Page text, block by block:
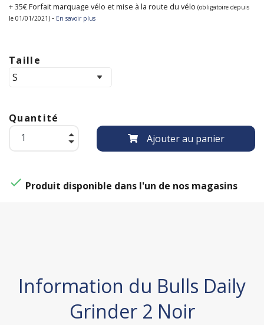
+ 35€ Forfait marquage vélo et mise à la route du vélo (obligatoire depuis
le 01/01/2021) - En savoir plus
Taille
Quantité
Ajouter au panier
 Produit disponible dans l'un de nos magasins
Information du Bulls Daily
Grinder 2 Noir